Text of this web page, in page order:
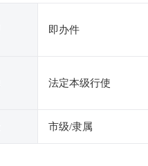
即办件
法定本级行使
市级/隶属